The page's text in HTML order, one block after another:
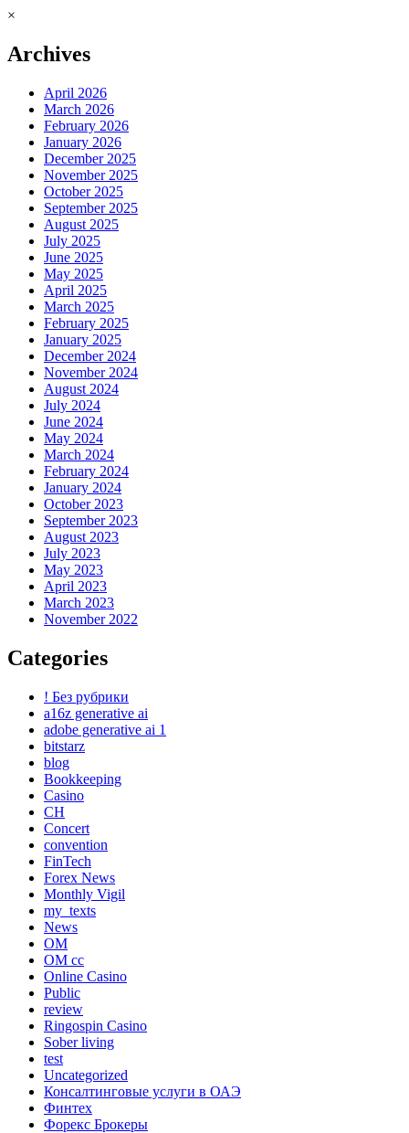
×
Archives
April 2026
March 2026
February 2026
January 2026
December 2025
November 2025
October 2025
September 2025
August 2025
July 2025
June 2025
May 2025
April 2025
March 2025
February 2025
January 2025
December 2024
November 2024
August 2024
July 2024
June 2024
May 2024
March 2024
February 2024
January 2024
October 2023
September 2023
August 2023
July 2023
May 2023
April 2023
March 2023
November 2022
Categories
! Без рубрики
a16z generative ai
adobe generative ai 1
bitstarz
blog
Bookkeeping
Casino
CH
Concert
convention
FinTech
Forex News
Monthly Vigil
my_texts
News
OM
OM cc
Online Casino
Public
review
Ringospin Casino
Sober living
test
Uncategorized
Консалтинговые услуги в ОАЭ
Финтех
Форекс Брокеры